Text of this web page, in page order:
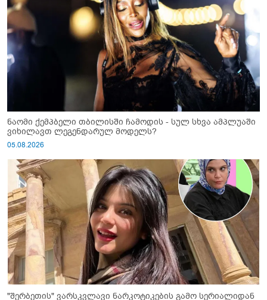
ნაომი ქემპბელი თბილისში ჩამოდის - სულ სხვა ამპლუაში
ვიხილავთ ლეგენდარულ მოდელს?
05.08.2026
"შერბეთის" ვარსკვლავი ნარკოტიკების გამო სერიალიდან